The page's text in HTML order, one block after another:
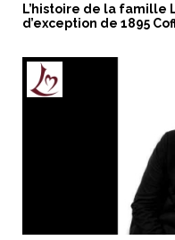
L’histoire de la famille
d’exception de 1895